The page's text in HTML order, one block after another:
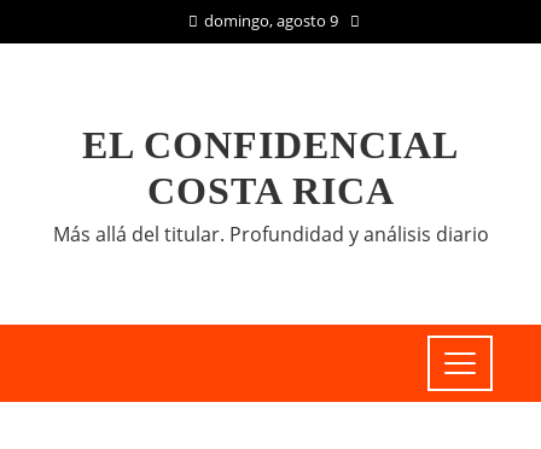
domingo, agosto 9
EL CONFIDENCIAL
COSTA RICA
Más allá del titular. Profundidad y análisis diario